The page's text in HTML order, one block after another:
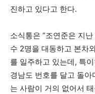
진하고 있다고 한다.
소식통은 “조연준은 지
수 2명을 대동하고 본차
를 일주하고 있는데, 특
경남도 번호를 달고 돌아
는 사람이 거의 없어서